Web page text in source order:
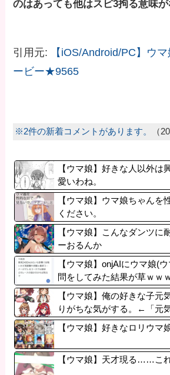
のはあっても他はスピ3拘る意味
引用元:
【iOS/Android/PC】ウ
ービー★9565
※2件の新着コメントがあります。 （
【ウマ娘】好きな人以外は
愛いわね。
【ウマ娘】ウマ娘ちゃんを
ください。
【ウマ娘】こんなダンツに
ーおるんか
【ウマ娘】onjAIにウマ娘(
問をしてみた結果が草ｗｗ
【ウマ娘】俺の好きな子元
りがちな気がする。←「元
ろ…」
【ウマ娘】好きなロリウマ
【ウマ娘】天才現る……こ